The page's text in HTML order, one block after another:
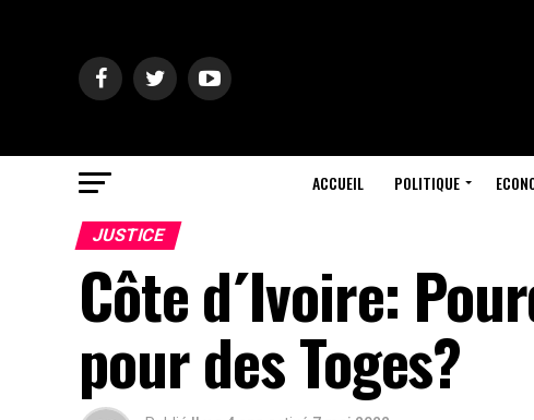
ACCUEIL POLITIQUE
JUSTICE
Côte d´Ivoire:
pour des Toges?